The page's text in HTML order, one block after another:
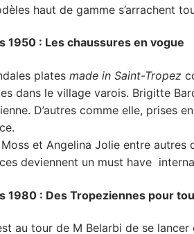
haut de gamme s’arrachent
1950 : Les chaussures en vogue
plates made in Saint-Tropez
dans le village varois. Brigitte
D’autres comme elle, prises
et Angelina Jolie entre autres
deviennent un must have
1980 : Des Tropeziennes pour
au tour de M Belarbi de se